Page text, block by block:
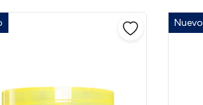
Nuevo